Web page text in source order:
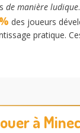
de manière ludique
des joueurs
pratique.
à